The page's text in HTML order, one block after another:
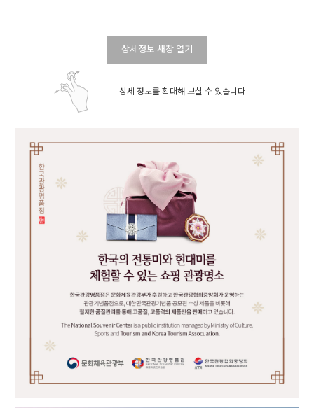
상세정보 새창 열기
상세 정보를 확대해 보실 수 있습니다.